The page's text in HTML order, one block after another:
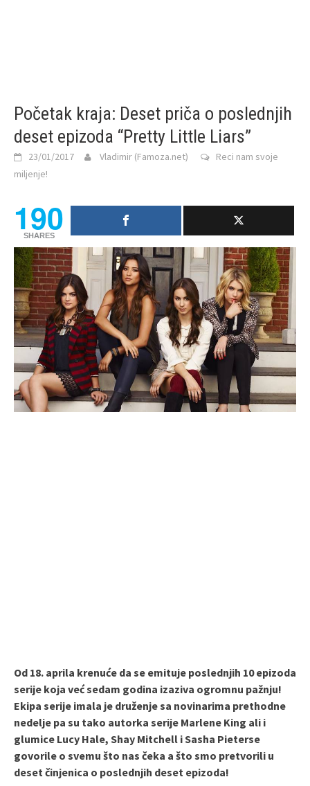
Početak kraja: Deset priča o poslednjih
deset epizoda “Pretty Little Liars”
23/01/2017 Vladimir (Famoza.net)
Reci nam svoje
miljenje!
190
SHARES
Od 18. aprila krenuće da se emituje poslednjih 10 epizoda
serije koja već sedam godina izaziva ogromnu pažnju!
Ekipa serije imala je druženje sa novinarima prethodne
nedelje pa su tako autorka serije Marlene King ali i
glumice Lucy Hale, Shay Mitchell i Sasha Pieterse
govorile o svemu što nas čeka a što smo pretvorili u
deset činjenica o poslednjih deset epizoda!